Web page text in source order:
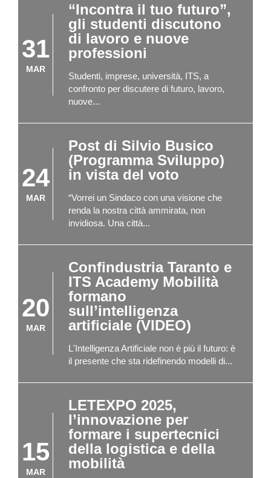
31
MAR
“Incontra il tuo futuro”,
gli studenti discutono
di lavoro e nuove
professioni
Studenti, imprese, università, ITS, a
confronto per discutere di futuro, lavoro,
nuove...
24
MAR
Post di Silvio Busico
(Programma Sviluppo)
in vista del voto
“Vorrei un Sindaco con una visione che
renda la nostra città ammirata, non
invidiosa. Una città...
20
MAR
Confindustria Taranto e
ITS Academy Mobilità
formano
sull’intelligenza
artificiale (VIDEO)
L'Intelligenza Artificiale non è più il futuro: è
il presente che sta ridefinendo modelli di...
15
MAR
LETEXPO 2025,
l’innovazione per
formare i supertecnici
della logistica e della
mobilità